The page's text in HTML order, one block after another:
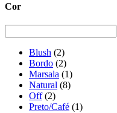
Cor
Blush (2)
Bordo (2)
Marsala (1)
Natural (8)
Off (2)
Preto/Café (1)